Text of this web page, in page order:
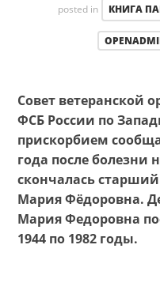
posted in КНИГА
Совет ветеранской
ФСБ России по
прискорбием
года после болезни
скончалась
Мария Фёдоровна.
Мария Федоровна
1944 по 1982 годы.